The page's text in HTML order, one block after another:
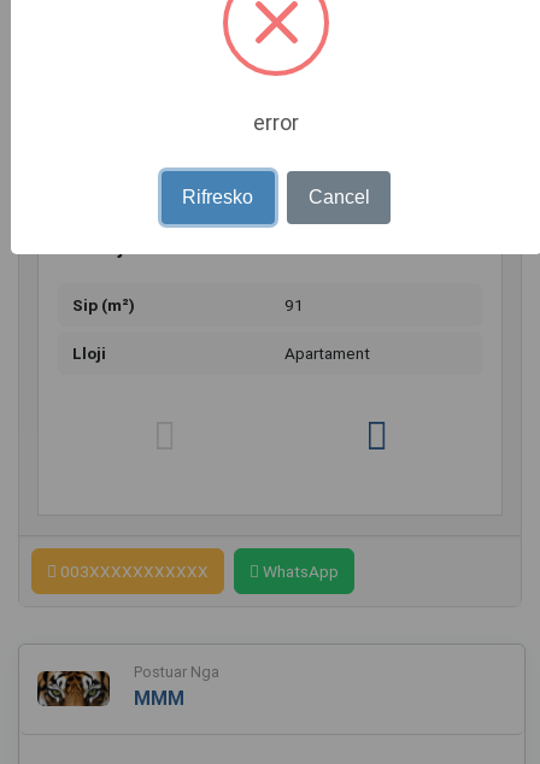
me siperfaqe 91.35m2, kati 7 pallat i ri me ashensor.
Apartamenti eshte i organizuar nga soxhorno, 2 dhoma
gjumi, tualet, korridor dhe ballkon. Apartamenti eshte i
elektrike, hidraulike, dyer, dritare, parket etj. Shitet edhe
Shitet 198 000 Euro
Sip (m²) 91
Lloji Apartament
003XXXXXXXXXXX WhatsApp
Postuar Nga
MMM
error
Rifresko Cancel